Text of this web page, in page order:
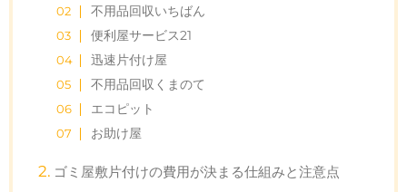
不用品回収いちばん
便利屋サービス21
迅速片付け屋
不用品回収くまのて
エコピット
お助け屋
ゴミ屋敷片付けの費用が決まる仕組みと注意点